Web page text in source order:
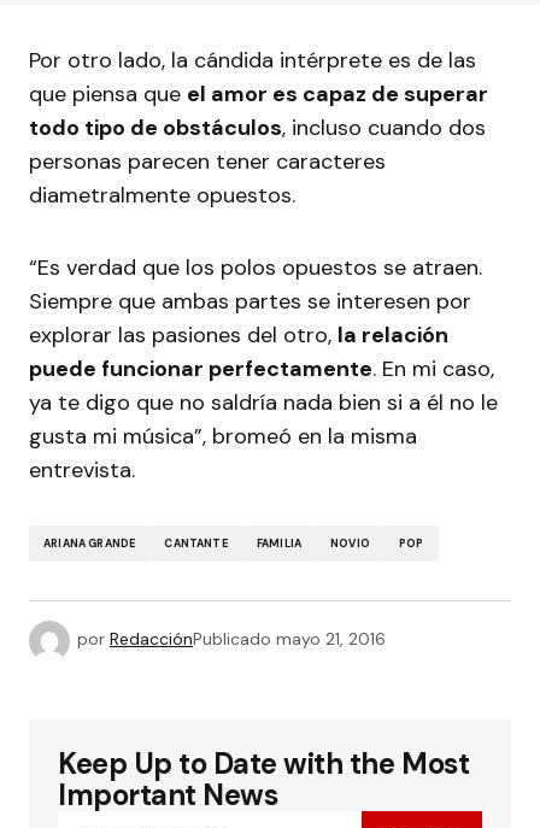
Por otro lado, la cándida intérprete es de las
que piensa que el amor es capaz de superar
todo tipo de obstáculos, incluso cuando dos
personas parecen tener caracteres
diametralmente opuestos.
“Es verdad que los polos opuestos se atraen.
Siempre que ambas partes se interesen por
explorar las pasiones del otro, la relación
puede funcionar perfectamente. En mi caso,
ya te digo que no saldría nada bien si a él no le
gusta mi música”, bromeó en la misma
entrevista.
ARIANA GRANDE CANTANTE FAMILIA NOVIO POP
por RedacciónPublicado mayo 21, 2016
Keep Up to Date with the Most
Important News